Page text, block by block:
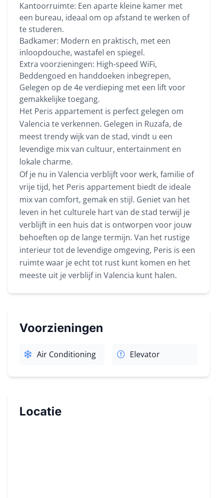
Kantoorruimte: Een aparte kleine kamer met
een bureau, ideaal om op afstand te werken of
te studeren.
Badkamer: Modern en praktisch, met een
inloopdouche, wastafel en spiegel.
Extra voorzieningen: High-speed WiFi,
Beddengoed en handdoeken inbegrepen,
Gelegen op de 4e verdieping met een lift voor
gemakkelijke toegang.
Het Peris appartement is perfect gelegen om
Valencia te verkennen. Gelegen in Ruzafa, de
meest trendy wijk van de stad, vindt u een
levendige mix van cultuur, entertainment en
lokale charme.
Of je nu in Valencia verblijft voor werk, familie of
vrije tijd, het Peris appartement biedt de ideale
mix van comfort, gemak en stijl. Geniet van het
leven in het culturele hart van de stad terwijl je
verblijft in een huis dat is ontworpen voor jouw
behoeften op de lange termijn. Van het rustige
interieur tot de levendige omgeving, Peris is een
ruimte waar je echt tot rust kunt komen en het
meeste uit je verblijf in Valencia kunt halen.
Voorzieningen
Air Conditioning Elevator
Locatie